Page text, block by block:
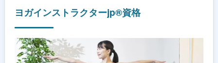
ヨガインストラクターjp®資格